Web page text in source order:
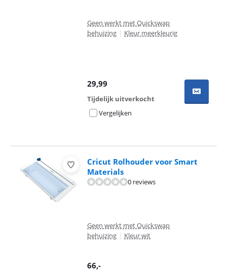
Geen werkt met Quickswap
behuizing | Kleur meerkleurig
29,99
Tijdelijk uitverkocht
Vergelijken
Cricut Rolhouder voor Smart
Materials
0 reviews
Geen werkt met Quickswap
behuizing | Kleur wit
66,-